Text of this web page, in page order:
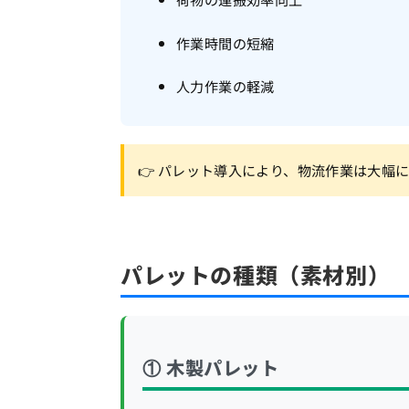
作業時間の短縮
人力作業の軽減
👉 パレット導入により、物流作業は大幅に
パレットの種類（素材別）
① 木製パレット